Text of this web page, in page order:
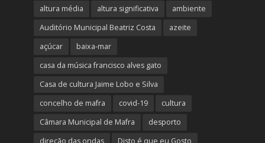
altura média altura significativa
ambiente
Auditório Municipal Beatriz Costa
azeite
açúcar
baixa-mar
casa da música francisco alves gato
Casa de cultura Jaime Lobo e Silva
concelho de mafra
covid-19
cultura
Câmara Municipal de Mafra
desporto